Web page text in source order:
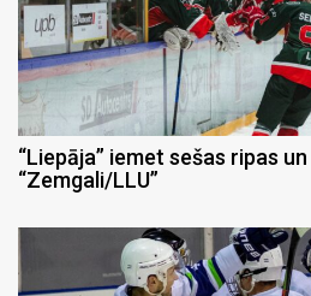
“Liepāja” iemet sešas ripas
“Zemgali/LLU”